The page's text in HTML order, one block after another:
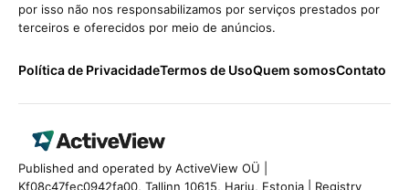
por isso não nos responsabilizamos por serviços prestados por
terceiros e oferecidos por meio de anúncios.
Política de PrivacidadeTermos de UsoQuem somosContato
Published and operated by ActiveView OÜ |
Kf08c47fec0942fa00, Tallinn 10615, Harju, Estonia | Registry